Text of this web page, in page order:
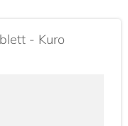
- Kuro